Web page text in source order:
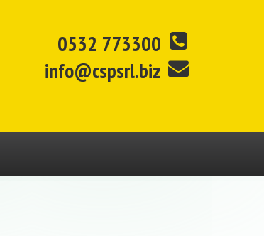
0532 773300
info@cspsrl.biz